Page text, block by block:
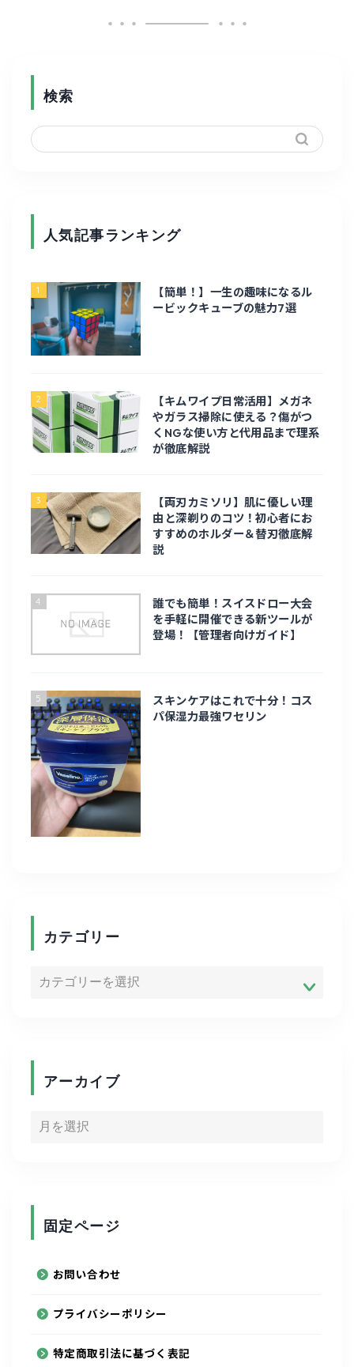
検索
人気記事ランキング
1
【簡単！】一生の趣味になるル
ービックキューブの魅力7選
2
【キムワイプ日常活用】メガネ
やガラス掃除に使える？傷がつ
くNGな使い方と代用品まで理系
が徹底解説
3
【両刃カミソリ】肌に優しい理
由と深剃りのコツ！初心者にお
すすめのホルダー＆替刃徹底解
説
4
誰でも簡単！スイスドロー大会
を手軽に開催できる新ツールが
登場！【管理者向けガイド】
5
スキンケアはこれで十分！コス
パ保湿力最強ワセリン
カテゴリー
アーカイブ
固定ページ
お問い合わせ
プライバシーポリシー
特定商取引法に基づく表記
ガジェット・家電
電化製品
旅行・お出かけ
北海道旅行
九州
趣味・ライフスタイル